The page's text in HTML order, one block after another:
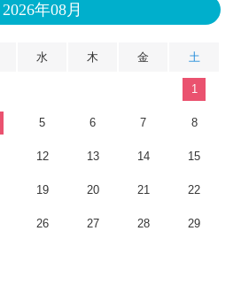
2026年08月
水 木 金 土
1
5 6 7 8
12 13 14 15
19 20 21 22
26 27 28 29